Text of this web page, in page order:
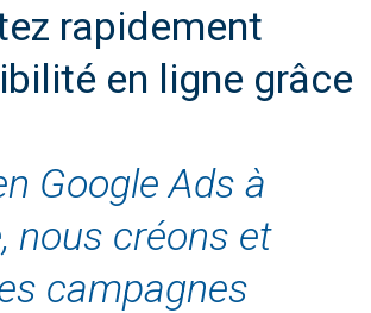
rapidement
en ligne grâce
Google Ads à
nous créons et
campagnes